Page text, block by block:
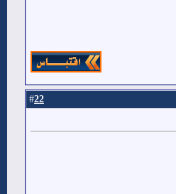
22